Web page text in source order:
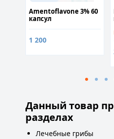
Amentoflavone 3% 60
капсул
1 200
Данный товар
разделах
Лечебные грибы